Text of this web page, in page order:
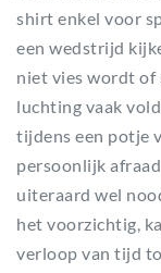
shirt enkel voor
een wedstrijd
niet vies wordt of
luchting vaak
tijdens een potje
persoonlijk
uiteraard wel
het voorzichtig,
verloop van tijd